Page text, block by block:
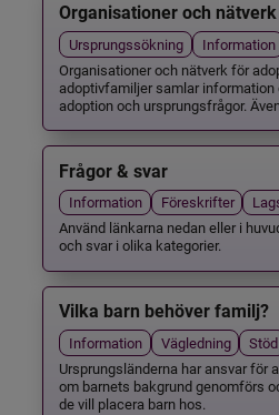
Organisationer och
Ursprungssökning Information
Organisationer och nätverk för
adoptivfamiljer samlar
adoption och ursprungsfrågor.
Frågor & svar
Information Föreskrifter
Använd länkarna nedan eller i
och svar i olika kategorier.
Vilka barn behöver familj?
Information Vägledning
Stöd
Ursprungsländerna har ansvar för
om barnets bakgrund genomförs
de vill placera barn hos.